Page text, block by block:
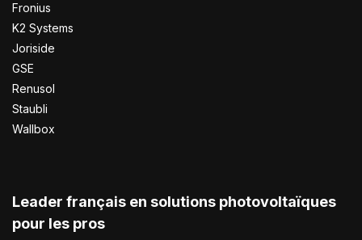
Fronius
K2 Systems
Joriside
GSE
Renusol
Staubli
Wallbox
Leader français en solutions photovoltaïques
pour les pros